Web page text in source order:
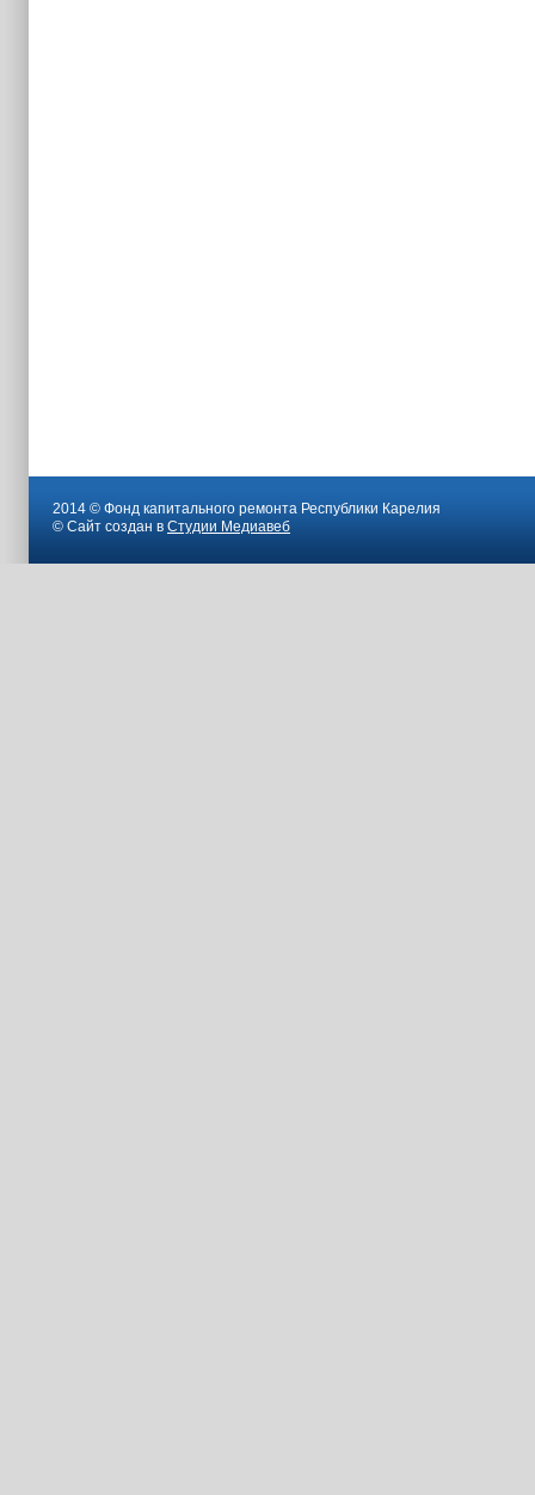
2014 © Фонд капитального ремонта Республики Карелия
© Сайт создан в Студии Медиавеб